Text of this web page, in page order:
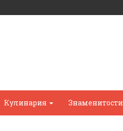
Кулинария Знаменитости